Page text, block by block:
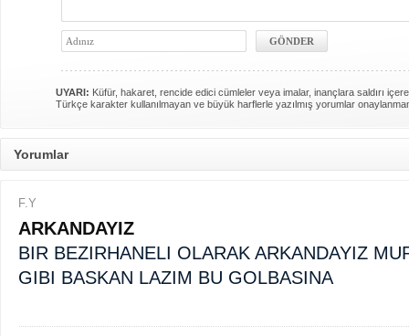
UYARI: Küfür, hakaret, rencide edici cümleler veya imalar, inançlara saldırı
Türkçe karakter kullanılmayan ve büyük harflerle yazılmış yorumlar
Yorumlar
F.Y
ARKANDAYIZ
BIR BEZIRHANELI OLARAK ARKANDAYIZ
GIBI BASKAN LAZIM BU GOLBASINA